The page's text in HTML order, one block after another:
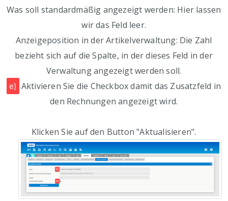
Was soll standardmäßig angezeigt werden: Hier lassen
wir das Feld leer.
Anzeigeposition in der Artikelverwaltung: Die Zahl
bezieht sich auf die Spalte, in der dieses Feld in der
Verwaltung angezeigt werden soll.
e) Aktivieren Sie die Checkbox damit das Zusatzfeld in
den Rechnungen angezeigt wird.
Klicken Sie auf den Button "Aktualisieren".